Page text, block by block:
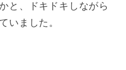
と、ドキドキしながら
いました。